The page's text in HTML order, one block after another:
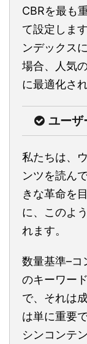
CBRを最も
て設定しま
ンデックス
場合、人気
に最適化さ
ユーザ
私たちは、
ンツを読ん
きな革命を
に、このよ
れます。
数量基準–コ
のキーワー
で、それは
は単に重要
シンコンテ